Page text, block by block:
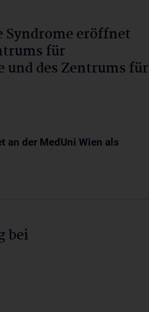
Syndrome eröffnet
für
des Zentrums für
an der MedUni Wien als
bei